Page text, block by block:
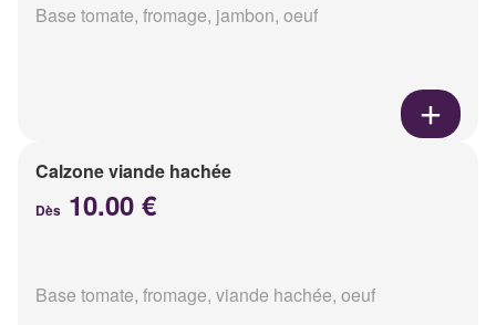
Base tomate, fromage, jambon, oeuf
Calzone viande hachée
Dès 10.00 €
Base tomate, fromage, viande hachée, oeuf